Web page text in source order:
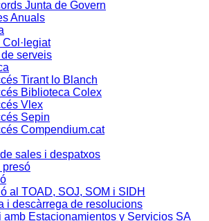
Junta de Govern
Anuals
serveis
Tirant lo Blanch
Biblioteca Colex
Vlex
Sepin
Compendium.cat
sales i despatxos
presó
al TOAD, SOJ, SOM i SIDH
i descàrrega de resolucions
amb Estacionamientos y Servicios SA